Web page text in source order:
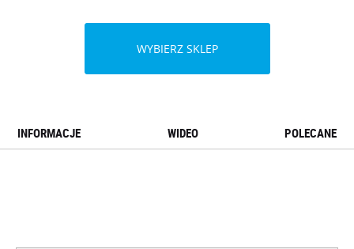
WYBIERZ SKLEP
INFORMACJE WIDEO POLECANE